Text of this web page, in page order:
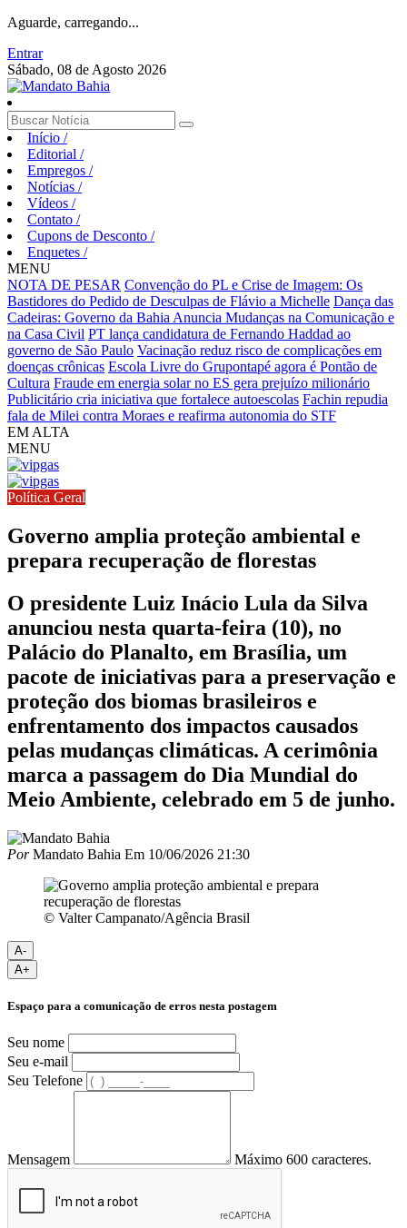
Aguarde, carregando...
Entrar
Sábado, 08 de Agosto 2026
Início /
Editorial /
Empregos /
Notícias /
Vídeos /
Contato /
Cupons de Desconto /
Enquetes /
MENU
NOTA DE PESAR Convenção do PL e Crise de Imagem: Os
Bastidores do Pedido de Desculpas de Flávio a Michelle Dança das
Cadeiras: Governo da Bahia Anuncia Mudanças na Comunicação e
na Casa Civil PT lança candidatura de Fernando Haddad ao
governo de São Paulo Vacinação reduz risco de complicações em
doenças crônicas Escola Livre do Grupontapé agora é Pontão de
Cultura Fraude em energia solar no ES gera prejuízo milionário
Publicitário cria iniciativa que fortalece autoescolas Fachin repudia
fala de Milei contra Moraes e reafirma autonomia do STF
EM ALTA
MENU
Política Geral
Governo amplia proteção ambiental e
prepara recuperação de florestas
O presidente Luiz Inácio Lula da Silva
anunciou nesta quarta-feira (10), no
Palácio do Planalto, em Brasília, um
pacote de iniciativas para a preservação e
proteção dos biomas brasileiros e
enfrentamento dos impactos causados
pelas mudanças climáticas. A cerimônia
marca a passagem do Dia Mundial do
Meio Ambiente, celebrado em 5 de junho.
PorMandato Bahia Em 10/06/2026 21:30
© Valter Campanato/Agência Brasil
A-
A+
Espaço para a comunicação de erros nesta postagem
Seu nome
Seu e-mail
Seu Telefone
Mensagem Máximo 600 caracteres.